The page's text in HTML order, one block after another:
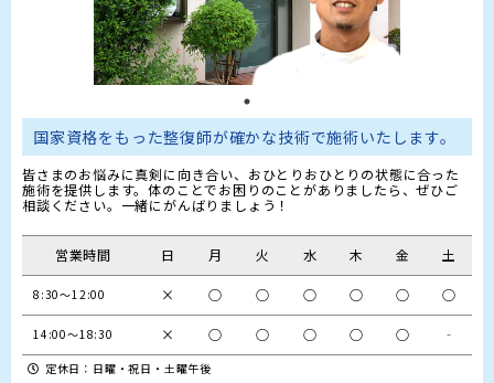
国家資格をもった整復師が確かな技術で施術いたします。
皆さまのお悩みに真剣に向き合い、おひとりおひとりの状態に合った
施術を提供します。体のことでお困りのことがありましたら、ぜひご
相談ください。一緒にがんばりましょう！
営業時間 日 月 火 水 木 金 土
8:30～12:00 × ○ ○ ○ ○ ○ ○
14:00～18:30 × ○ ○ ○ ○ ○ ‐
定休日：日曜・祝日・土曜午後